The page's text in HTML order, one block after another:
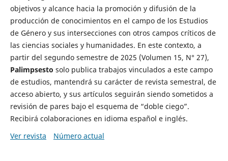
objetivos y alcance hacia la promoción y difusión de la
producción de conocimientos en el campo de los Estudios
de Género y sus intersecciones con otros campos críticos de
las ciencias sociales y humanidades. En este contexto, a
partir del segundo semestre de 2025 (Volumen 15, N° 27),
Palimpsesto solo publica trabajos vinculados a este campo
de estudios, mantendrá su carácter de revista semestral, de
acceso abierto, y sus artículos seguirán siendo sometidos a
revisión de pares bajo el esquema de “doble ciego”.
Recibirá colaboraciones en idioma español e inglés.
Ver revista
Número actual